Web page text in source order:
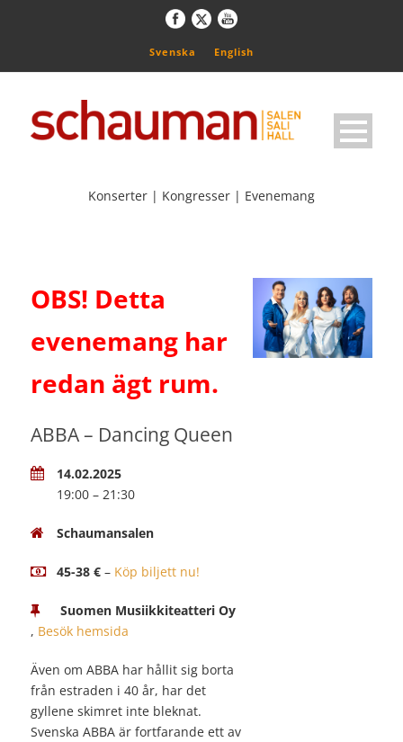
Svenska English
Konserter | Kongresser | Evenemang
OBS! Detta
evenemang har
redan ägt rum.
ABBA – Dancing Queen
14.02.2025
19:00 – 21:30
Schaumansalen
45-38 € – Köp biljett nu!
Suomen Musiikkiteatteri Oy
, Besök hemsida
Även om ABBA har hållit sig borta
från estraden i 40 år, har det
gyllene skimret inte bleknat.
Svenska ABBA är fortfarande ett av